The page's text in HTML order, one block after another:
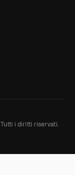
Tutti i diritti riservati.